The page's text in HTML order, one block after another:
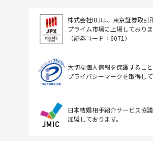
株式会社IBJは、東京証券取引
プライム市場に上場しておりま
（証券コード：6071）
大切な個人情報を保護するこ
プライバシーマークを取得して
日本結婚相手紹介サービス協
加盟しております。